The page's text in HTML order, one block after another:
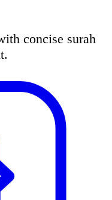
concise surah